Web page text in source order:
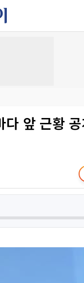
앞 근황